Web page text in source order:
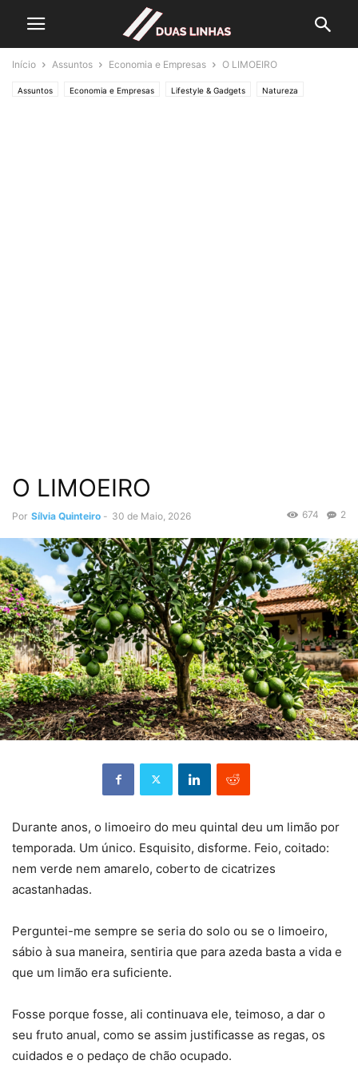
Início Assuntos Economia e Empresas O LIMOEIRO
Assuntos Economia e Empresas Lifestyle & Gadgets Natureza
O LIMOEIRO
Por Sílvia Quinteiro - 30 de Maio, 2026 2
674
Durante anos, o limoeiro do meu quintal deu um limão por
temporada. Um único. Esquisito, disforme. Feio, coitado:
nem verde nem amarelo, coberto de cicatrizes
acastanhadas.
Perguntei-me sempre se seria do solo ou se o limoeiro,
sábio à sua maneira, sentiria que para azeda basta a vida e
que um limão era suficiente.
Fosse porque fosse, ali continuava ele, teimoso, a dar o
seu fruto anual, como se assim justificasse as regas, os
cuidados e o pedaço de chão ocupado.